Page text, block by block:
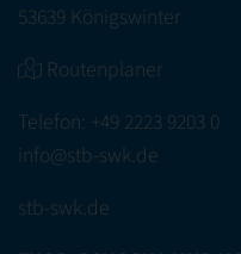
53639 Königswinter
Routenplaner
Telefon: +49 2223 9203 0
info@stb-swk.de
stb-swk.de